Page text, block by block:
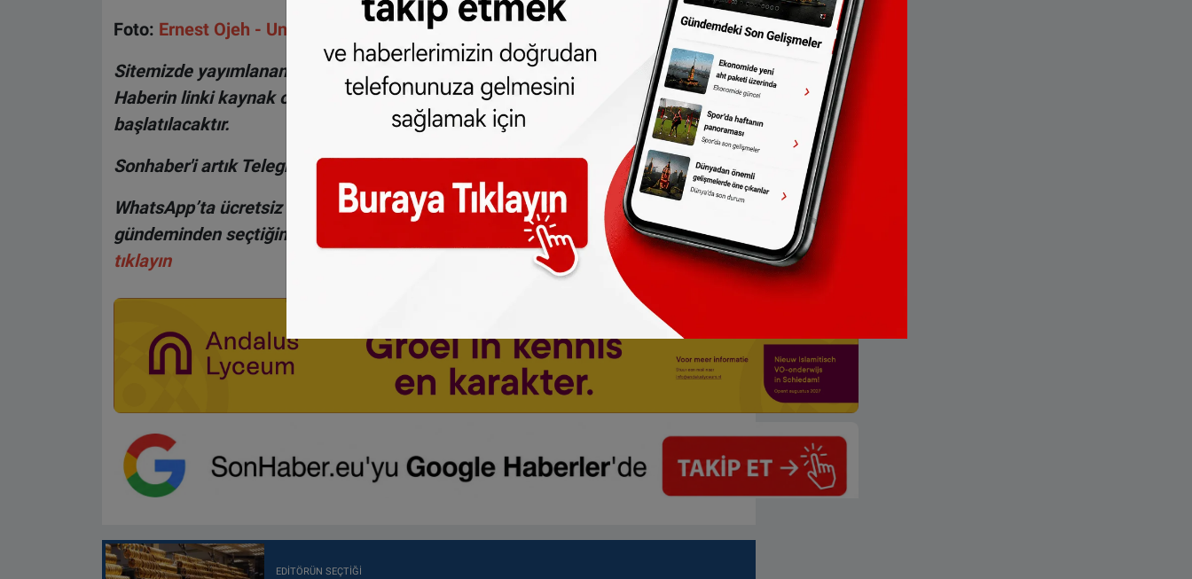
Foto: Ernest Ojeh - Unsplash
Sitemizde yayımlanan haberlerin her türlü hakkı
SONHABER.eu
’ya aittir.
Haberin linki kaynak olarak gösterilmeden alınan haberler için hukuki işlem
başlatılacaktır.
Sonhaber'i artık Telegram'da da takip edebilirsiniz:t.me/sonhabereu
WhatsApp’ta ücretsiz bültenimize abone olun, Hollanda ve diğer Avrupa ülkeleri
gündeminden seçtiğimiz haberler her gün telefonunuza gelsin!Abone olmak için
tıklayın
EDITÖRÜN SEÇTIĞI